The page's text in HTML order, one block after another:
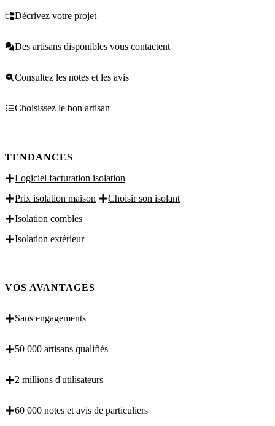
Décrivez votre projet
Des artisans disponibles vous contactent
Consultez les notes et les avis
Choisissez le bon artisan
TENDANCES
Logiciel facturation isolation
Prix isolation maison
Choisir son isolant
Isolation combles
Isolation extérieur
VOS AVANTAGES
Sans engagements
50 000 artisans qualifiés
2 millions d'utilisateurs
60 000 notes et avis de particuliers